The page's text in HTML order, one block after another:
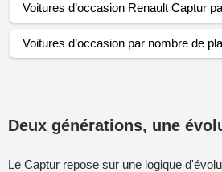
Voitures d’occasion Renault Captur
Voitures d’occasion par nombre de
Deux générations, une
Le Captur repose sur une logique